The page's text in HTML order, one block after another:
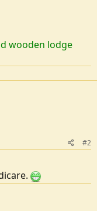
wooden lodge
#2